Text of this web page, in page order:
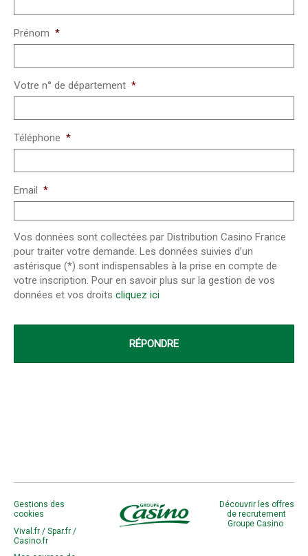
Prénom *
Votre n° de département *
Téléphone *
Email *
Vos données sont collectées par Distribution Casino France
pour traiter votre demande. Les données suivies d’un
astérisque (*) sont indispensables à la prise en compte de
votre inscription. Pour en savoir plus sur la gestion de vos
données et vos droits cliquez ici
Gestions des
cookies
Vival.fr / Spar.fr /
Casino.fr
Découvrir les offres
de recrutement
Groupe Casino